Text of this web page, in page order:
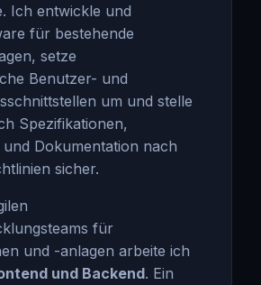
Ich entwickle und
für bestehende
setze
Benutzer- und
um und stelle
Spezifikationen,
Dokumentation nach
sicher.
für
und -anlagen arbeite ich
und Backend. Ein